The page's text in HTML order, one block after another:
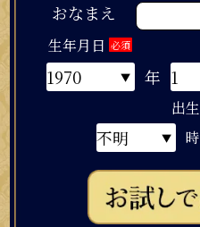
おなまえ
生年月日 必須
年
出
時